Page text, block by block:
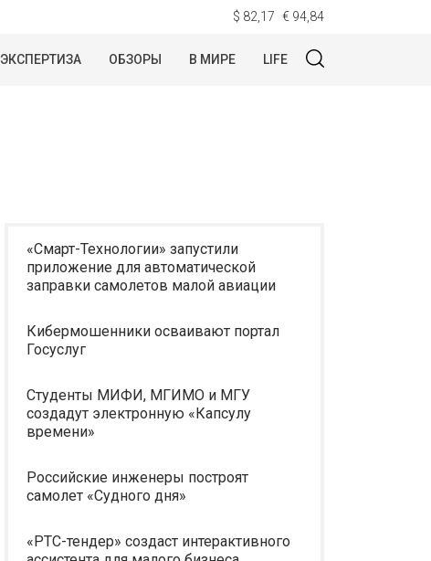
$ 82,17 € 94,84
ЭКСПЕРТИЗА ОБЗОРЫ В МИРЕ LIFE
«Смарт-Технологии» запустили
приложение для автоматической
заправки самолетов малой авиации
Кибермошенники осваивают портал
Госуслуг
Студенты МИФИ, МГИМО и МГУ
создадут электронную «Капсулу
времени»
Российские инженеры построят
самолет «Судного дня»
«РТС-тендер» создаст интерактивного